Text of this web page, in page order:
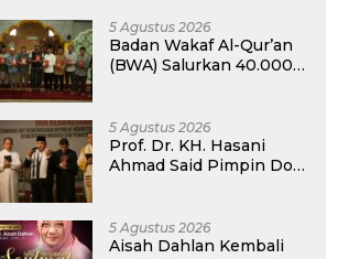
5 Agustus 2026
Badan Wakaf Al-Qur’an
(BWA) Salurkan 40.000
Masyarakat di
Kalimantan Barat
5 Agustus 2026
Prof. Dr. KH. Hasani
Ahmad Said Pimpin Doa
Kemerdekaan RI Ke-81
di Kementerian Imigrasi
5 Agustus 2026
Aisah Dahlan Kembali